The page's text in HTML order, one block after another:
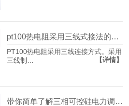
pt100热电阻采用三线式接法的原因
PT100热电阻采用三线连接方式。采用
三线制…
【详情】